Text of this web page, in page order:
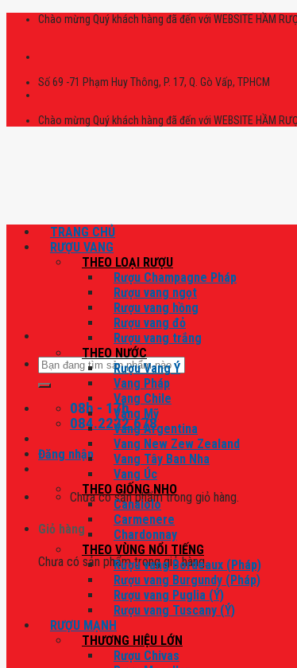
Skip
Chào mừng Quý khách hàng đã đến với WEBSITE HẦM
Số 69 -71 Phạm Huy Thông, P. 17, Q. Gò Vấp, TPHCM
Chào mừng Quý khách hàng đã đến với WEBSITE HẦM
Tìm
kiếm:
08h - 17h
084.2222.678
Đăng nhập
Chưa có sản phẩm trong giỏ hàng.
Giỏ hàng
Chưa có sản phẩm trong giỏ hàng.
TRANG CHỦ
RƯỢU VANG
THEO LOẠI RƯỢU
Rượu Champagne Pháp
Rượu vang ngọt
Rượu vang hồng
Rượu vang đỏ
Rượu vang trắng
THEO NƯỚC
Rượu Vang Ý
Vang Pháp
Vang Chile
Vang Mỹ
Vang Argentina
Vang New Zew Zealand
Vang Tây Ban Nha
Vang Úc
THEO GIỐNG NHO
Canaiolo
Carmenere
Chardonnay
THEO VÙNG NỔI TIẾNG
Rượu vang Bordeaux (Pháp)
Rượu vang Burgundy (Pháp)
Rượu vang Puglia (Ý)
Rượu vang Tuscany (Ý)
RƯỢU MẠNH
THƯƠNG HIỆU LỚN
Rượu Chivas